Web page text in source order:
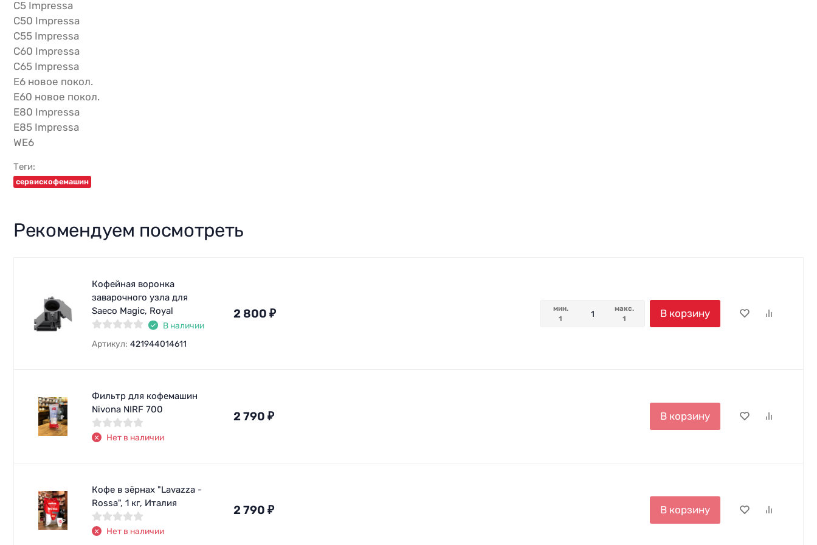
C5 Impressa
C50 Impressa
C55 Impressa
C60 Impressa
C65 Impressa
E6 новое покол.
E60 новое покол.
E80 Impressa
E85 Impressa
WE6
Теги:
сервискофемашин
Рекомендуем посмотреть
Кофейная воронка
заварочного узла для
Saeco Magic, Royal
В наличии
Артикул: 421944014611
2 800 ₽
мин.
1
макс.
1
В корзину
Фильтр для кофемашин
Nivona NIRF 700
Нет в наличии
2 790 ₽ В корзину
Кофе в зёрнах "Lavazza -
Rossa", 1 кг, Италия
Нет в наличии
2 790 ₽ В корзину